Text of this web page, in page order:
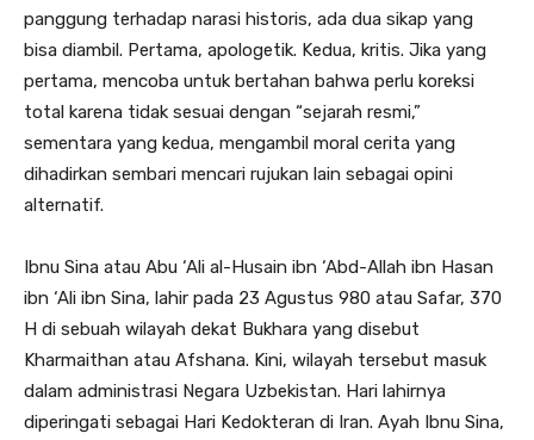
panggung terhadap narasi historis, ada dua sikap yang
bisa diambil. Pertama, apologetik. Kedua, kritis. Jika yang
pertama, mencoba untuk bertahan bahwa perlu koreksi
total karena tidak sesuai dengan “sejarah resmi,”
sementara yang kedua, mengambil moral cerita yang
dihadirkan sembari mencari rujukan lain sebagai opini
alternatif.
Ibnu Sina atau Abu ‘Ali al-Husain ibn ‘Abd-Allah ibn Hasan
ibn ‘Ali ibn Sina, lahir pada 23 Agustus 980 atau Safar, 370
H di sebuah wilayah dekat Bukhara yang disebut
Kharmaithan atau Afshana. Kini, wilayah tersebut masuk
dalam administrasi Negara Uzbekistan. Hari lahirnya
diperingati sebagai Hari Kedokteran di Iran. Ayah Ibnu Sina,